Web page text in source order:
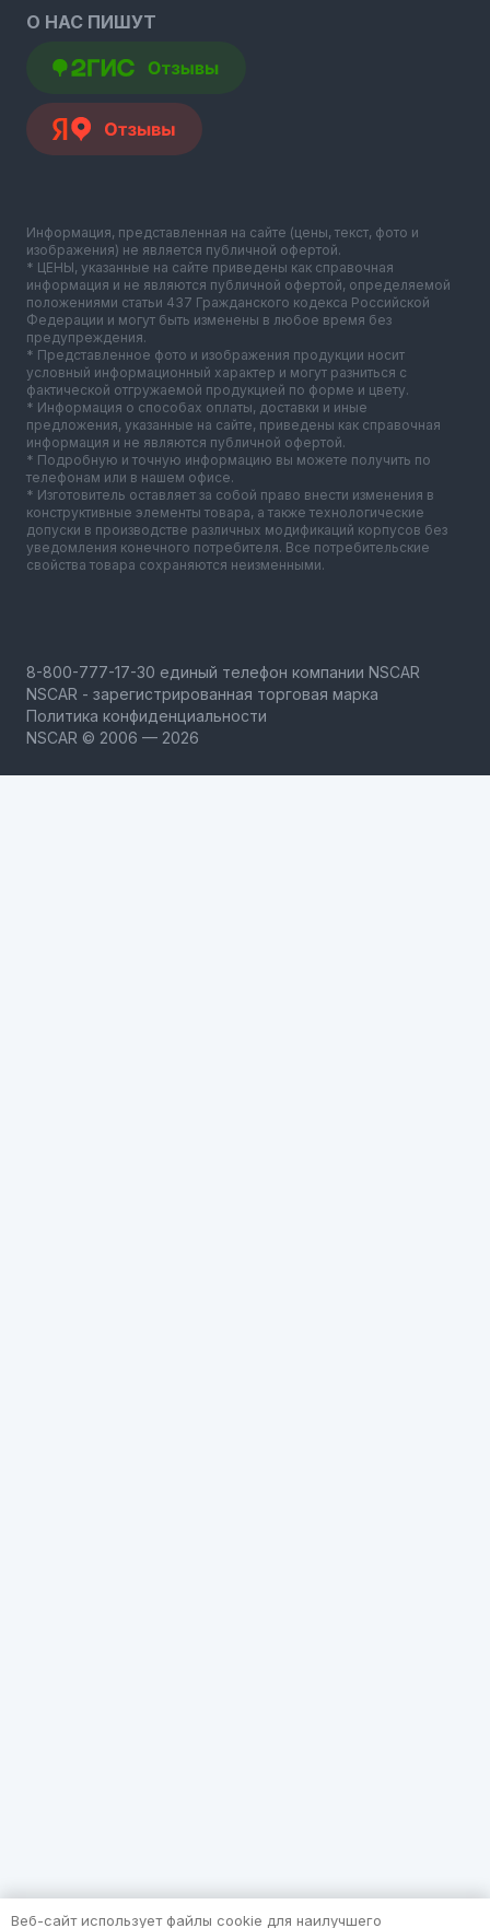
О НАС ПИШУТ
Информация, представленная на сайте (цены, текст, фото и
изображения) не является публичной офертой.
* ЦЕНЫ, указанные на сайте приведены как справочная
информация и не являются публичной офертой, определяемой
положениями статьи 437 Гражданского кодекса Российской
Федерации и могут быть изменены в любое время без
предупреждения.
* Представленное фото и изображения продукции носит
условный информационный характер и могут разниться с
фактической отгружаемой продукцией по форме и цвету.
* Информация о способах оплаты, доставки и иные
предложения, указанные на сайте, приведены как справочная
информация и не являются публичной офертой.
* Подробную и точную информацию вы можете получить по
телефонам или в нашем офисе.
* Изготовитель оставляет за собой право внести изменения в
конструктивные элементы товара, а также технологические
допуски в производстве различных модификаций корпусов без
уведомления конечного потребителя. Все потребительские
свойства товара сохраняются неизменными.
NSCAR - зарегистрированная торговая марка
Политика конфиденциальности
NSCAR © 2006 — 2026
Веб-сайт использует файлы cookie для наилучшего